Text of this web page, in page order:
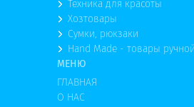
Техника для красоты
Хозтовары
Сумки, рюкзаки
Hand Made - товары
МЕНЮ
ГЛАВНАЯ
О НАС